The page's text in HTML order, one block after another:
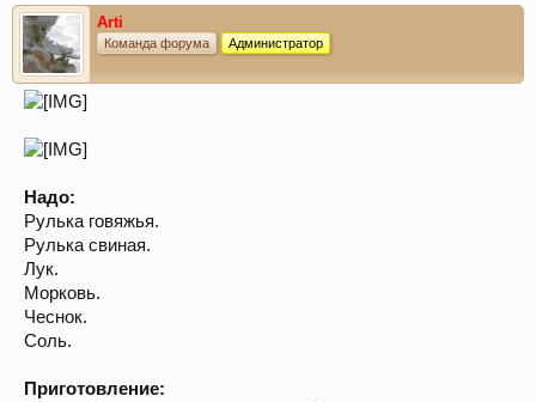
Arti
Команда форума Администратор
Надо:
Рулька говяжья.
Рулька свиная.
Лук.
Морковь.
Чеснок.
Соль.
Приготовление: